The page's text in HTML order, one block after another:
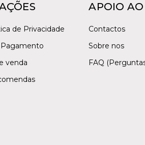
de Privacidade
venda
APOIO
Contactos
Sobre nos
FAQ